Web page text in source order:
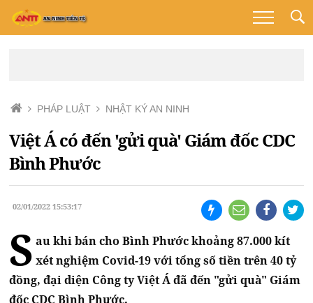
PHÁP LUẬT NHẬT KÝ AN NINH
Việt Á có đến 'gửi quà' Giám đốc CDC
Bình Phước
02/01/2022 15:53:17
S au khi bán cho Bình Phước khoảng 87.000 kít
xét nghiệm Covid-19 với tổng số tiền trên 40 tỷ
đồng, đại diện Công ty Việt Á đã đến "gửi quà" Giám
đốc CDC Bình Phước.